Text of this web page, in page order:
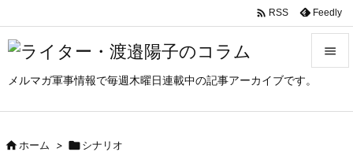
メルマガ軍事情報で毎週木曜日連載中の記事アーカイブです。

 RSS Feedly
ホーム > シナリオ